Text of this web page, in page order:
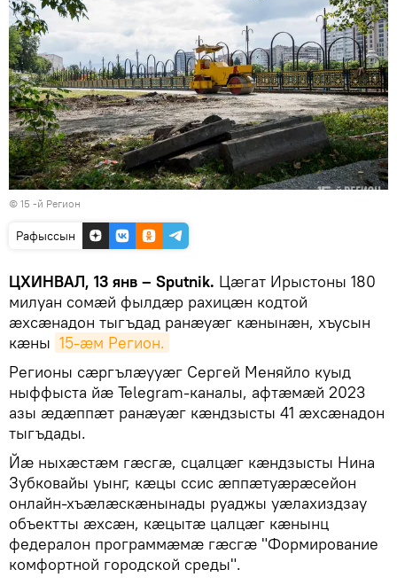
© 15 -й Регион
Рафыссын
ЦХИНВАЛ, 13 янв – Sputnik. Цæгат Ирыстоны 180
милуан сомæй фылдæр рахицæн кодтой
æхсæнадон тыгъдад ранæуæг кæнынæн, хъусын
кæны 15-æм Регион.
Регионы сæргълæууæг Сергей Меняйло куыд
ныффыста йæ Telegram-каналы, афтæмæй 2023
азы æдæппæт ранæуæг кæндзысты 41 æхсæнадон
тыгъдады.
Йæ ныхæстæм гæсгæ, сцалцæг кæндзысты Нина
Зубковайы уынг, кæцы ссис æппæтуæрæсейон
онлайн-хъæлæскæнынады руаджы уæлахиздзау
объектты æхсæн, кæцытæ цалцæг кæнынц
федералон программæмæ гæсгæ "Формирование
комфортной городской среды".